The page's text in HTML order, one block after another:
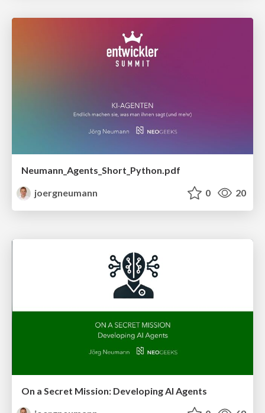
Neumann_Agents_Short_Python.pdf
joergneumann
0 20
On a Secret Mission: Developing AI Agents